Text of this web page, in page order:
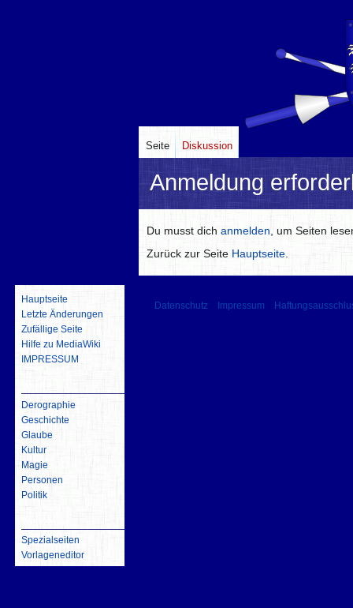
Anmeldung
Zur
Navigation
Zur
Suche
Du musst dich anmelden, um Seiten
Zurück zur Seite Hauptseite.
Seite Diskussion
Hauptseite
Letzte Änderungen
Zufällige Seite
Hilfe zu MediaWiki
IMPRESSUM
Derographie
Geschichte
Glaube
Kultur
Magie
Personen
Politik
Spezialseiten
Vorlageneditor
Datenschutz Impressum